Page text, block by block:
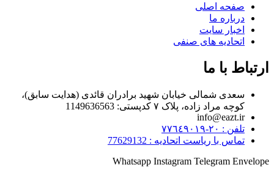
صفحه اصلی
درباره ما
اخبار سایت
اتحادیه های صنفی
ارتباط با ما
سعدی شمالی خیابان شهید برادران قائدی (هدایت سابق)،
کوچه مراد زاده، پلاک ۷ کدپستی: 1149636563
info@eazt.ir
تلفن : ٢٠-٧٧٦٤٩٠١٩
تماس با ریاست اتحادیه : 77629132
Whatsapp Instagram Telegram Envelope